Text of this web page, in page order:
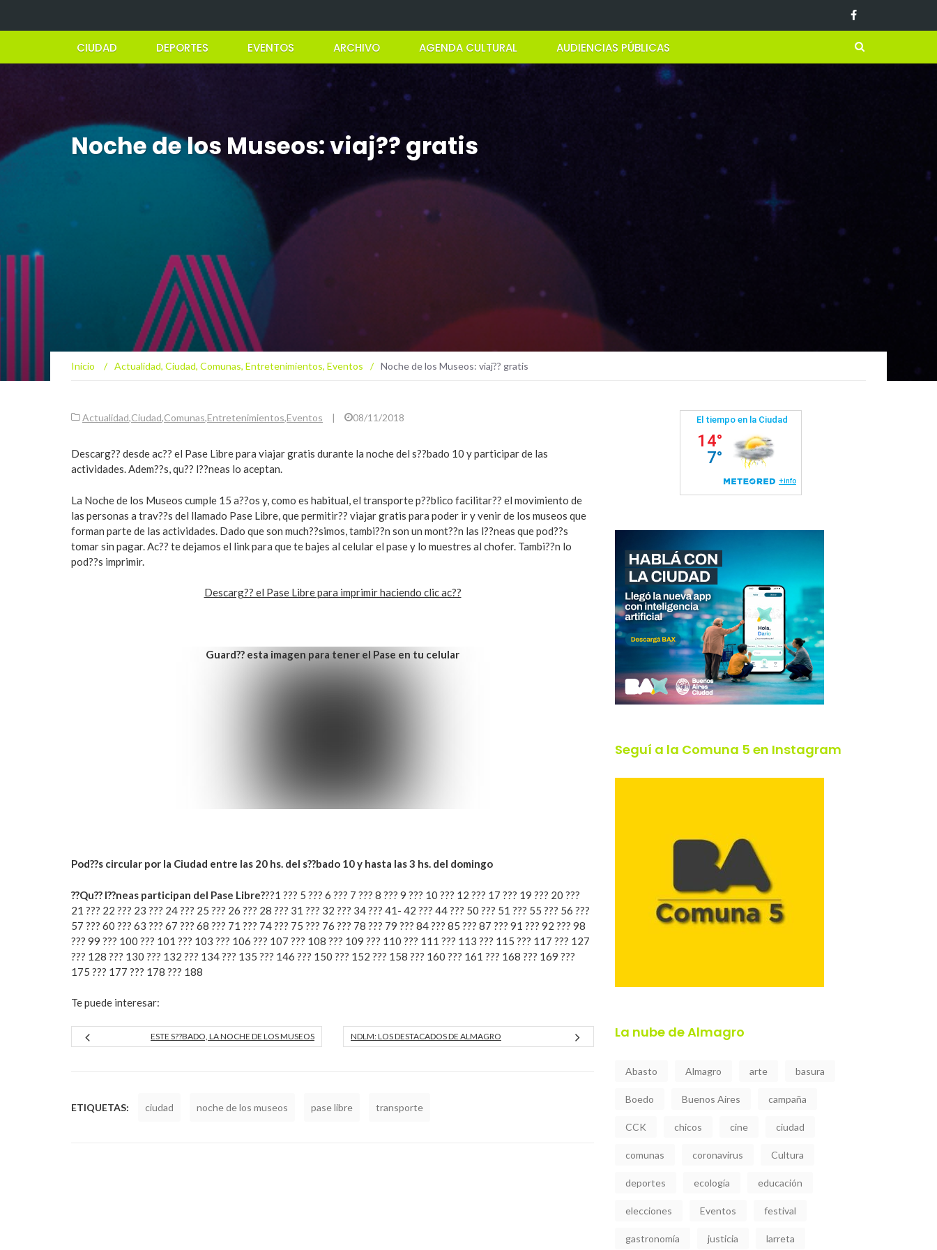
CIUDAD DEPORTES EVENTOS ARCHIVO AGENDA CULTURAL AUDIENCIAS PÚBLICAS
Noche de los Museos: viaj?? gratis
Inicio / Actualidad, Ciudad, Comunas, Entretenimientos, Eventos / Noche de los Museos: viaj?? gratis
Actualidad,Ciudad,Comunas,Entretenimientos,Eventos | 08/11/2018
Descarg?? desde ac?? el Pase Libre para viajar gratis durante la noche del s??bado 10 y participar de las
actividades. Adem??s, qu?? l??neas lo aceptan.
La Noche de los Museos cumple 15 a??os y, como es habitual, el transporte p??blico facilitar?? el movimiento de
las personas a trav??s del llamado Pase Libre, que permitir?? viajar gratis para poder ir y venir de los museos que
forman parte de las actividades. Dado que son much??simos, tambi??n son un mont??n las l??neas que pod??s
tomar sin pagar. Ac?? te dejamos el link para que te bajes al celular el pase y lo muestres al chofer. Tambi??n lo
pod??s imprimir.
Descarg?? el Pase Libre para imprimir haciendo clic ac??
Guard?? esta imagen para tener el Pase en tu celular
Pod??s circular por la Ciudad entre las 20 hs. del s??bado 10 y hasta las 3 hs. del domingo
??Qu?? l??neas participan del Pase Libre???1 ??? 5 ??? 6 ??? 7 ??? 8 ??? 9 ??? 10 ??? 12 ??? 17 ??? 19 ??? 20 ???
21 ??? 22 ??? 23 ??? 24 ??? 25 ??? 26 ??? 28 ??? 31 ??? 32 ??? 34 ??? 41- 42 ??? 44 ??? 50 ??? 51 ??? 55 ??? 56 ???
57 ??? 60 ??? 63 ??? 67 ??? 68 ??? 71 ??? 74 ??? 75 ??? 76 ??? 78 ??? 79 ??? 84 ??? 85 ??? 87 ??? 91 ??? 92 ??? 98
??? 99 ??? 100 ??? 101 ??? 103 ??? 106 ??? 107 ??? 108 ??? 109 ??? 110 ??? 111 ??? 113 ??? 115 ??? 117 ??? 127
??? 128 ??? 130 ??? 132 ??? 134 ??? 135 ??? 146 ??? 150 ??? 152 ??? 158 ??? 160 ??? 161 ??? 168 ??? 169 ???
175 ??? 177 ??? 178 ??? 188
Te puede interesar:
ESTE S??BADO, LA NOCHE DE LOS MUSEOS NDLM: LOS DESTACADOS DE ALMAGRO
ETIQUETAS: ciudad noche de los museos pase libre transporte
Seguí a la Comuna 5 en Instagram
La nube de Almagro
Abasto Almagro arte basura
Boedo Buenos Aires campaña
CCK chicos cine ciudad
comunas coronavirus Cultura
deportes ecología educación
elecciones Eventos festival
gastronomía justicia larreta